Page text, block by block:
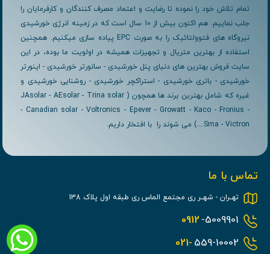
تمام تلاش خود را نموده تا رضایت و اعتماد مصرف کنندگان و کارفرمایان را
جلب نماییم. هم اکنون بیش از 10 سال است که در زمینه انرژی خورشیدی
نیروگاه های فتوولتائیک را به صورت EPC پیاده سازی میکنیم. همچنین
استفاده از بهترین متریال و تجهیزات همیشه در اولویت ما بوده، در این
سایت فروش بهترین های دنیای پنل خورشیدی - سانورتر خورشیدی - اینورتر
خورشیدی - باتری خورشیدی - استراکچر خورشیدی - روشنایی خورشیدی و
غیره که شامل بهترین برند ها همچون ( JAsolar - AEsolar - Trina solar
- Canadian solar - Voltronics - Epever - Growatt - Kaco - Fronius -
Sma - Victron....) می شوند را با افتخار داریم.
تماس با ما
تهــران - شهــر ری مجتمع الماس ری طبقه اول پلاک 138
0912 -5009901
021- 559-10002